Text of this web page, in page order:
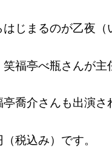
はじまるのが乙夜（
笑福亭べ瓶さんが主
喬介さんも出演さ
税込み）です。